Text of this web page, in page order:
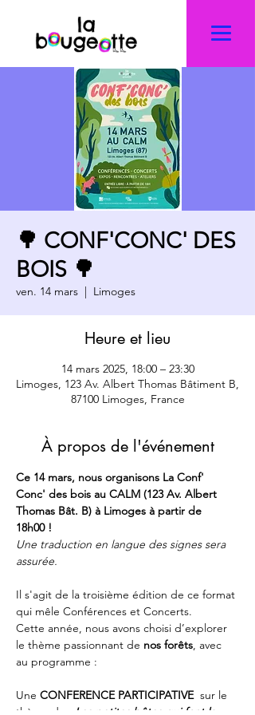
🌳 CONF'CONC' DES
BOIS 🌳
ven. 14 mars
  |
Limoges
Heure et lieu
14 mars 2025, 18:00 – 23:30
Limoges, 123 Av. Albert Thomas Bâtiment B,
87100 Limoges, France
À propos de l'événement
Ce 14 mars, nous organisons La Conf'
Conc' des bois au CALM (123 Av. Albert
Thomas Bât. B) à Limoges à partir de
18h00 !
Une traduction en langue des signes sera
assurée.
Il s'agit de la troisième édition de ce format
qui mêle Conférences et Concerts.
Cette année, nous avons choisi d’explorer
le thème passionnant de nos forêts, avec
au programme :
Une CONFERENCE PARTICIPATIVE sur le
thème de :
Les petites bêtes qui font la